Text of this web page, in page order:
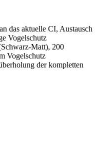
das aktuelle CI, Austausch
Vogelschutz
Matt), 200
Vogelschutz
der kompletten